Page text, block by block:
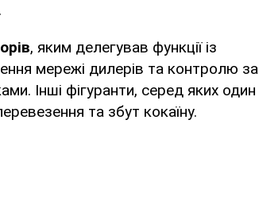
, яким делегував функції із
мережі дилерів та контролю за
Інші фігуранти, серед яких один
та збут кокаїну.